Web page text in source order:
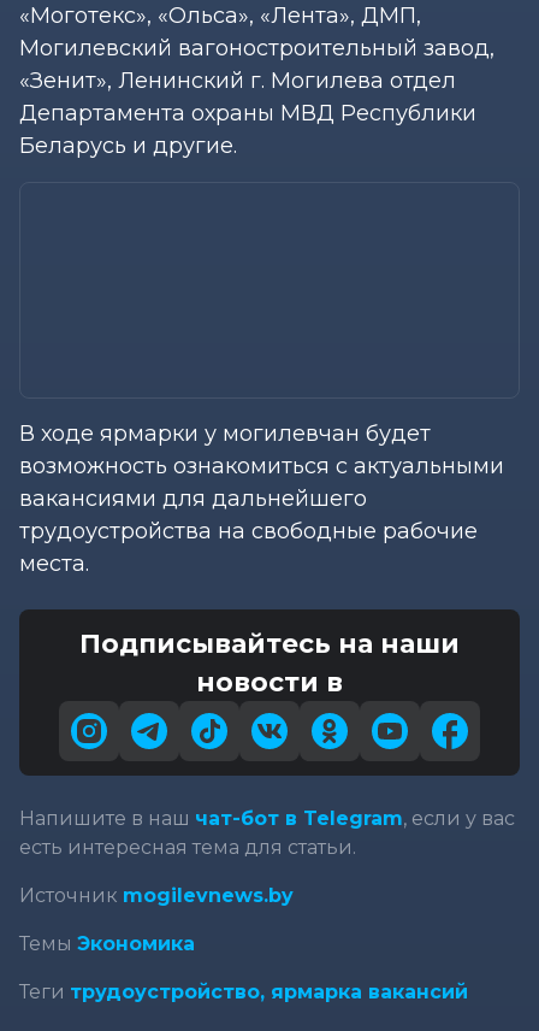
«Моготекс», «Ольса», «Лента», ДМП,
Могилевский вагоностроительный завод,
«Зенит», Ленинский г. Могилева отдел
Департамента охраны МВД Республики
Беларусь и другие.
В ходе ярмарки у могилевчан будет
возможность ознакомиться с актуальными
вакансиями для дальнейшего
трудоустройства на свободные рабочие
места.
Подписывайтесь на наши
новости в
Напишите в наш чат-бот в Telegram, если у вас
есть интересная тема для статьи.
Источник mogilevnews.by
Темы Экономика
Теги трудоустройство, ярмарка вакансий